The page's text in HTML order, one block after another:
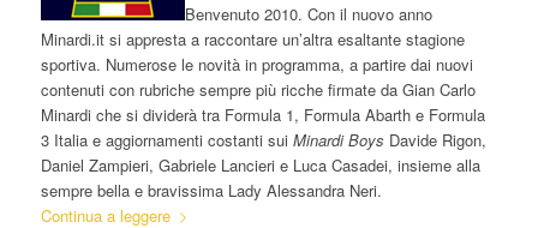
Benvenuto 2010. Con il nuovo anno
Minardi.it si appresta a raccontare un’altra esaltante stagione
sportiva. Numerose le novità in programma, a partire dai nuovi
contenuti con rubriche sempre più ricche firmate da Gian Carlo
Minardi che si dividerà tra Formula 1, Formula Abarth e Formula
3 Italia e aggiornamenti costanti sui Minardi Boys Davide Rigon,
Daniel Zampieri, Gabriele Lancieri e Luca Casadei, insieme alla
sempre bella e bravissima Lady Alessandra Neri.
Continua a leggere